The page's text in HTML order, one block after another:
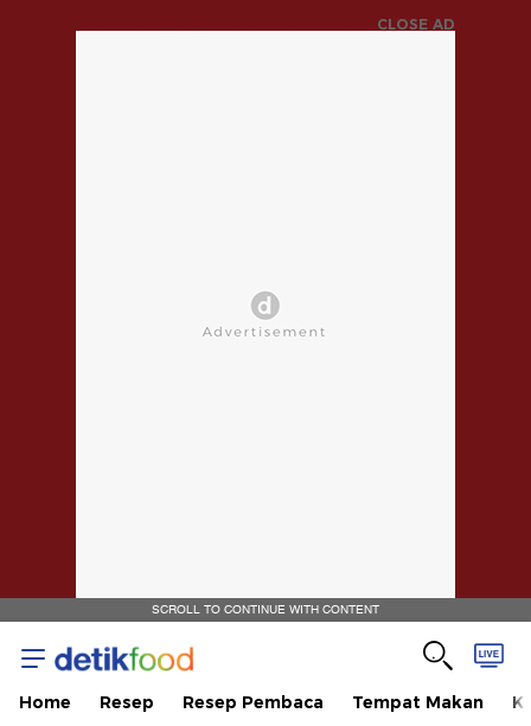
CLOSE AD
SCROLL TO CONTINUE WITH CONTENT
Home Resep Resep Pembaca Tempat Makan